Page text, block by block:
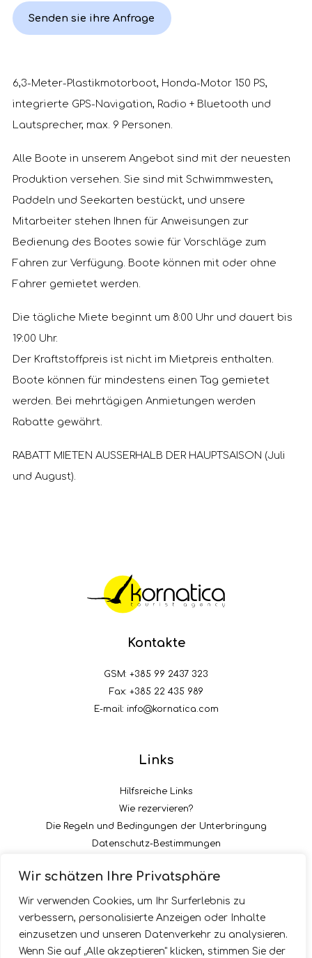
Wir schätzen Ihre Privatsphäre
Wir verwenden Cookies, um Ihr Surferlebnis zu
verbessern, personalisierte Anzeigen oder Inhalte
einzusetzen und unseren Datenverkehr zu analysieren.
Wenn Sie auf „Alle akzeptieren" klicken, stimmen Sie der
Senden sie ihre Anfrage
6,3-Meter-Plastikmotorboot, Honda-Motor 150 PS,
integrierte GPS-Navigation, Radio + Bluetooth und
Lautsprecher, max. 9 Personen.
Alle Boote in unserem Angebot sind mit der neuesten
Produktion versehen. Sie sind mit Schwimmwesten,
Paddeln und Seekarten bestückt, und unsere
Mitarbeiter stehen Ihnen für Anweisungen zur
Bedienung des Bootes sowie für Vorschläge zum
Fahren zur Verfügung. Boote können mit oder ohne
Fahrer gemietet werden.
Die tägliche Miete beginnt um 8:00 Uhr und dauert bis
19:00 Uhr.
Der Kraftstoffpreis ist nicht im Mietpreis enthalten.
Boote können für mindestens einen Tag gemietet
werden. Bei mehrtägigen Anmietungen werden
Rabatte gewährt.
RABATT MIETEN AUSSERHALB DER HAUPTSAISON (Juli
und August).
Kontakte
GSM: +385 99 2437 323
Fax: +385 22 435 989
E-mail: info@kornatica.com
Links
Hilfsreiche Links
Wie rezervieren?
Die Regeln und Bedingungen der Unterbringung
Datenschutz-Bestimmungen
Folgen Sie uns